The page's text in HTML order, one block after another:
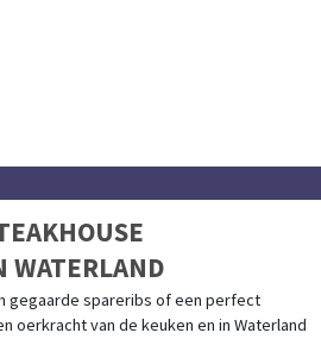
WATERLAND
gegaarde spareribs of een perfect
oerkracht van de keuken en in Waterland